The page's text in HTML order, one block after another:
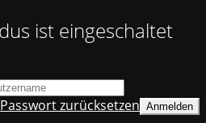
ist eingeschaltet
Passwort zurücksetzen